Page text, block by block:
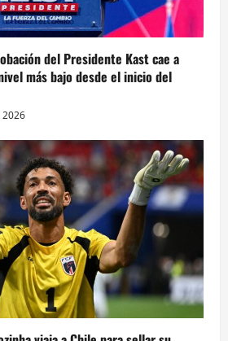
del Presidente Kast cae a
más bajo desde el inicio del
2026